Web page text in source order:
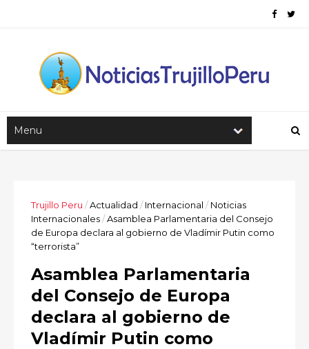
Trujillo Peru /Actualidad / Internacional / Noticias
Internacionales/Asamblea Parlamentaria del Consejo
de Europa declara al gobierno de Vladímir Putin como
“terrorista”
Asamblea Parlamentaria
del Consejo de Europa
declara al gobierno de
Vladímir Putin como